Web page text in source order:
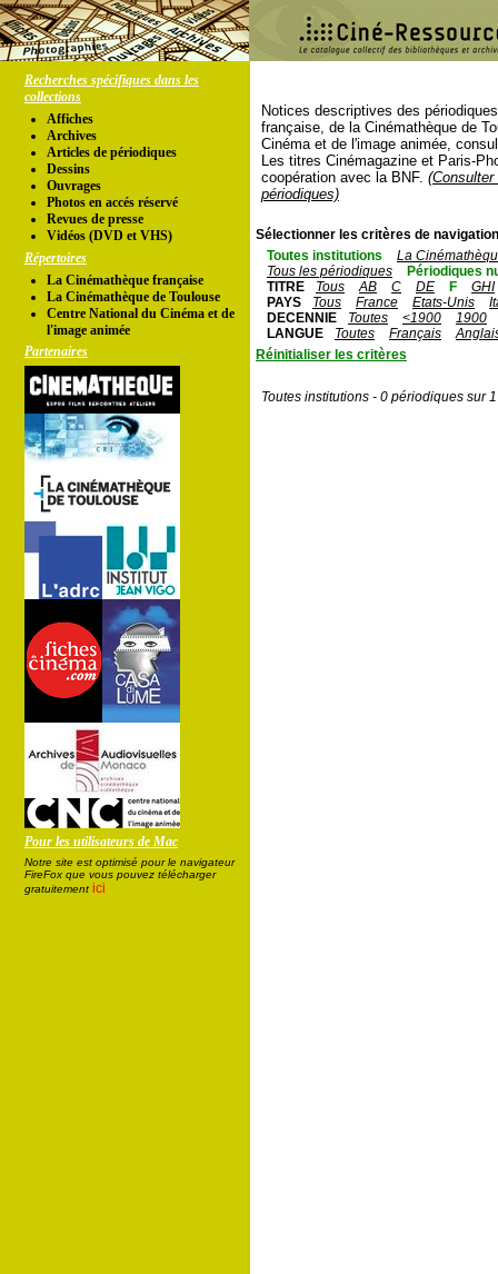
Recherches spécifiques dans les
collections
Affiches
Archives
Articles de périodiques
Dessins
Ouvrages
Photos en accés réservé
Revues de presse
Vidéos (DVD et VHS)
Répertoires
La Cinémathèque française
La Cinémathèque de Toulouse
Centre National du Cinéma et de
l'image animée
Partenaires
Pour les utilisateurs de Mac
Notre site est optimisé pour le navigateur
FireFox que vous pouvez télécharger
gratuitement ici
Notices descriptives des
française, de la Cinémathèque de
Cinéma et de l'image animée,
Les titres Cinémagazine et Paris-
coopération avec la BNF.
périodiques)
Sélectionner les critères de
Toutes institutions
La
Tous les périodiques
Périodiques
TITRE
Tous AB C DE F
GHI
PAYS
Tous France Etats-Unis
DECENNIE
Toutes <1900
1900
LANGUE
Toutes Français
Réinitialiser les critères
Toutes institutions - 0 périodiques sur